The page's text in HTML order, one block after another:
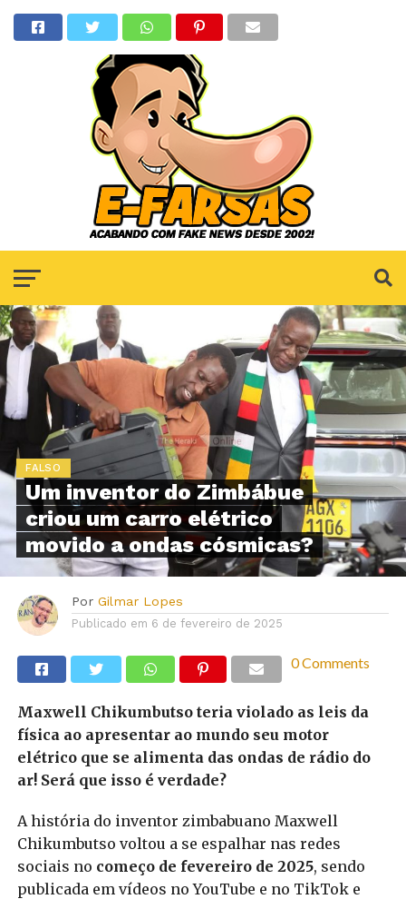
FALSO
Um inventor do Zimbábue
criou um carro elétrico
movido a ondas cósmicas?
Por Gilmar Lopes
Publicado em 6 de fevereiro de 2025
0 Comments
Maxwell Chikumbutso teria violado as leis da
física ao apresentar ao mundo seu motor
elétrico que se alimenta das ondas de rádio do
ar! Será que isso é verdade?
A história do inventor zimbabuano Maxwell
Chikumbutso voltou a se espalhar nas redes
sociais no começo de fevereiro de 2025, sendo
publicada em vídeos no YouTube e no TikTok e